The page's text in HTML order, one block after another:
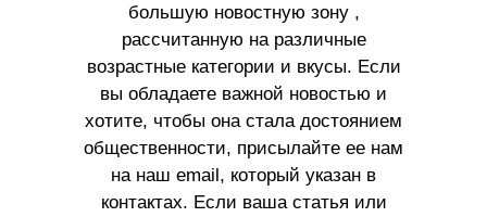
большую новостную зону ,
рассчитанную на различные
возрастные категории и вкусы. Если
вы обладаете важной новостью и
хотите, чтобы она стала достоянием
общественности, присылайте ее нам
на наш email, который указан в
контактах. Если ваша статья или